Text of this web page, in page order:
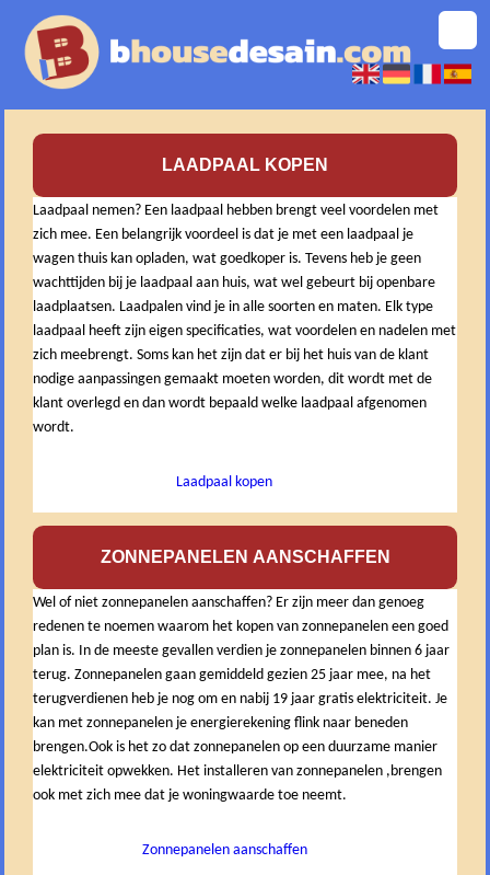
LAADPAAL KOPEN
Laadpaal nemen? Een laadpaal hebben brengt veel voordelen met
zich mee. Een belangrijk voordeel is dat je met een laadpaal je
wagen thuis kan opladen, wat goedkoper is. Tevens heb je geen
wachttijden bij je laadpaal aan huis, wat wel gebeurt bij openbare
laadplaatsen. Laadpalen vind je in alle soorten en maten. Elk type
laadpaal heeft zijn eigen specificaties, wat voordelen en nadelen met
zich meebrengt. Soms kan het zijn dat er bij het huis van de klant
nodige aanpassingen gemaakt moeten worden, dit wordt met de
klant overlegd en dan wordt bepaald welke laadpaal afgenomen
wordt.
Laadpaal kopen
ZONNEPANELEN AANSCHAFFEN
Wel of niet zonnepanelen aanschaffen? Er zijn meer dan genoeg
redenen te noemen waarom het kopen van zonnepanelen een goed
plan is. In de meeste gevallen verdien je zonnepanelen binnen 6 jaar
terug. Zonnepanelen gaan gemiddeld gezien 25 jaar mee, na het
terugverdienen heb je nog om en nabij 19 jaar gratis elektriciteit. Je
kan met zonnepanelen je energierekening flink naar beneden
brengen.Ook is het zo dat zonnepanelen op een duurzame manier
elektriciteit opwekken. Het installeren van zonnepanelen ,brengen
ook met zich mee dat je woningwaarde toe neemt.
Zonnepanelen aanschaffen